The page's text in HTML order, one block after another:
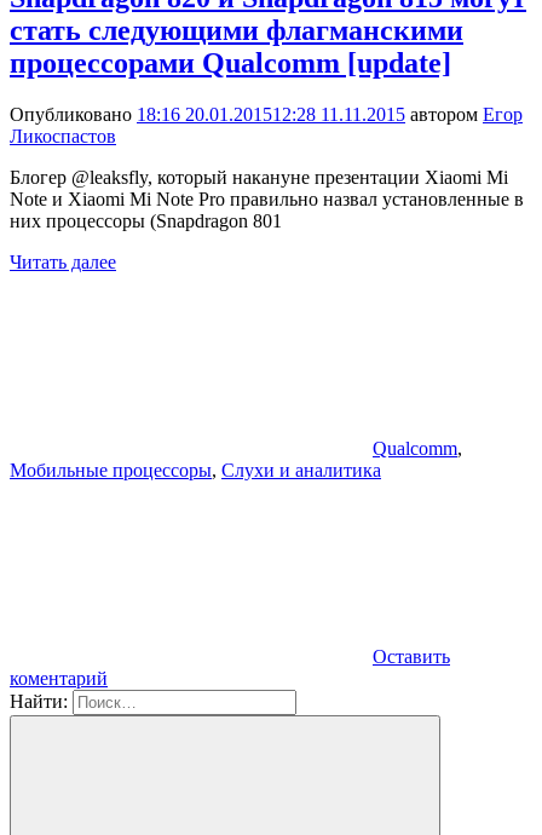
стать следующими флагманскими
процессорами Qualcomm [update]
Опубликовано 18:16 20.01.201512:28 11.11.2015 автором Егор
Ликоспастов
Блогер @leaksfly, который накануне презентации Xiaomi Mi
Note и Xiaomi Mi Note Pro правильно назвал установленные в
них процессоры (Snapdragon 801
Читать далее
Qualcomm,
Мобильные процессоры, Слухи и аналитика
Оставить
коментарий
Найти: